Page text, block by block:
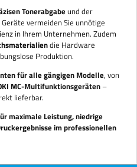
Tonerabgabeund der
vermeiden Sie unnötige
in Ihrem Unternehmen. Zudem
die Hardware
Produktion.
für alle gängigen Modelle, von
MC-Multifunktionsgeräten–
lieferbar.
maximale Leistung, niedrige
im professionellen